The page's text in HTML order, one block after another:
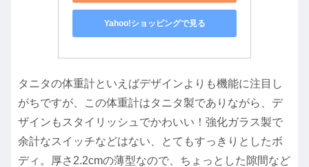
Yahoo!ショッピングで見る
タニタの体重計といえばデザインよりも機能に注目し
がちですが、この体重計はタニタ製でありながら、デ
ザインもスタイリッシュでかわいい！強化ガラス製で
余計なスイッチなどはない、とてもすっきりとしたボ
ディ。厚さ2.2cmの薄型なので、ちょっとした隙間など